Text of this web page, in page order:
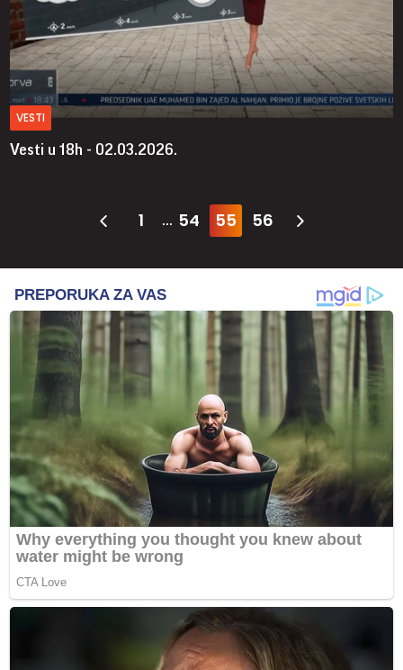
VESTI
Vesti u 18h - 02.03.2026.
1 ... 54 55 56